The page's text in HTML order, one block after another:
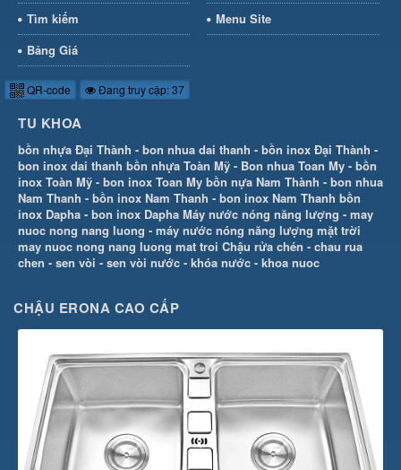
Tìm kiếm
Menu Site
Bảng Giá
QR-code Đang truy cập: 37
TU KHOA
bồn nhựa Đại Thành - bon nhua dai thanh - bồn inox Đại Thành -
bon inox dai thanh bồn nhựa Toàn Mỹ - Bon nhua Toan My - bồn
inox Toàn Mỹ - bon inox Toan My bồn nựa Nam Thành - bon nhua
Nam Thanh - bồn inox Nam Thanh - bon inox Nam Thanh bồn
inox Dapha - bon inox Dapha Máy nước nóng năng lượng - may
nuoc nong nang luong - máy nước nóng năng lượng mặt trời
may nuoc nong nang luong mat troi Chậu rửa chén - chau rua
chen - sen vòi - sen vòi nước - khóa nước - khoa nuoc
CHẬU ERONA CAO CẤP